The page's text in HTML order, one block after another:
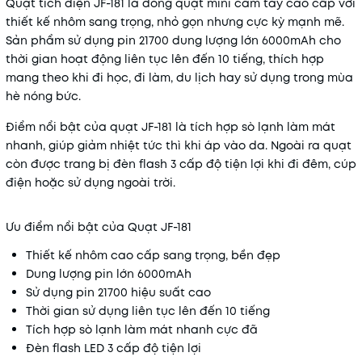
Quạt tích điện JF-181 là dòng quạt mini cầm tay cao cấp với
thiết kế nhôm sang trọng, nhỏ gọn nhưng cực kỳ mạnh mẽ.
Sản phẩm sử dụng pin 21700 dung lượng lớn 6000mAh cho
thời gian hoạt động liên tục lên đến 10 tiếng, thích hợp
mang theo khi đi học, đi làm, du lịch hay sử dụng trong mùa
hè nóng bức.
Điểm nổi bật của quạt JF-181 là tích hợp sò lạnh làm mát
nhanh, giúp giảm nhiệt tức thì khi áp vào da. Ngoài ra quạt
còn được trang bị đèn flash 3 cấp độ tiện lợi khi đi đêm, cúp
điện hoặc sử dụng ngoài trời.
Ưu điểm nổi bật của Quạt JF-181
Thiết kế nhôm cao cấp sang trọng, bền đẹp
Dung lượng pin lớn 6000mAh
Sử dụng pin 21700 hiệu suất cao
Thời gian sử dụng liên tục lên đến 10 tiếng
Tích hợp sò lạnh làm mát nhanh cực đã
Đèn flash LED 3 cấp độ tiện lợi